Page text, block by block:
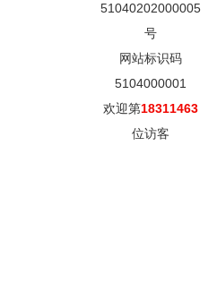
51040202000005
号
网站标识码
5104000001
欢迎第18311463
位访客